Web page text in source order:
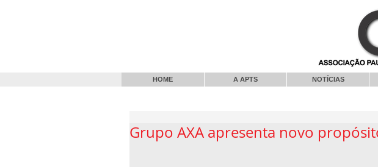
HOME A APTS NOTÍCIAS
Grupo AXA apresenta novo